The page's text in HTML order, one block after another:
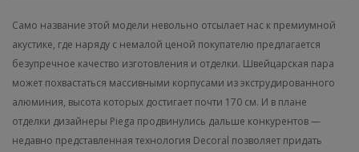
Само название этой модели невольно отсылает нас к премиумной
акустике, где наряду с немалой ценой покупателю предлагается
безупречное качество изготовления и отделки. Швейцарская пара
может похвастаться массивными корпусами из экструдированного
алюминия, высота которых достигает почти 170 см. И в плане
отделки дизайнеры Piega продвинулись дальше конкурентов —
недавно представленная технология Decoral позволяет придать